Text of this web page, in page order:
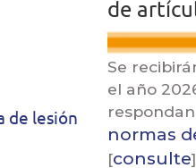
de lesión
de
Se
el año
normas
[consulte